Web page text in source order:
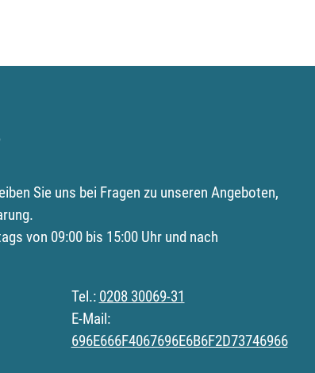
Sie uns bei Fragen zu unseren Angeboten,
von 09:00 bis 15:00 Uhr und nach
Tel.: 0208 30069-31
E-Mail:
696E666F4067696E6B6F2D73746966